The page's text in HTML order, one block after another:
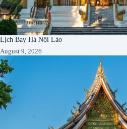
Lịch Bay Hà Nội Lào
August 9, 2026